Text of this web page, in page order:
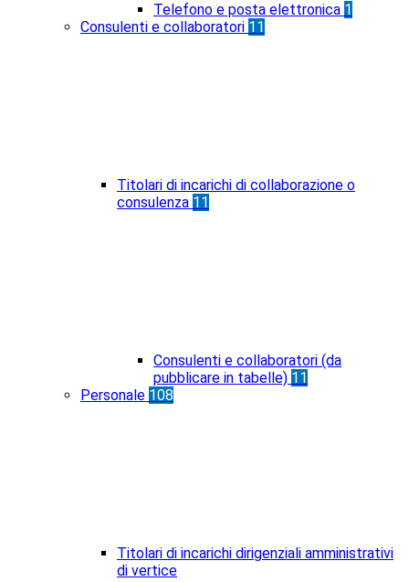
Telefono e posta elettronica 1
Consulenti e collaboratori 11
Titolari di incarichi di collaborazione o
consulenza 11
Consulenti e collaboratori (da
pubblicare in tabelle) 11
Personale 108
Titolari di incarichi dirigenziali amministrativi
di vertice